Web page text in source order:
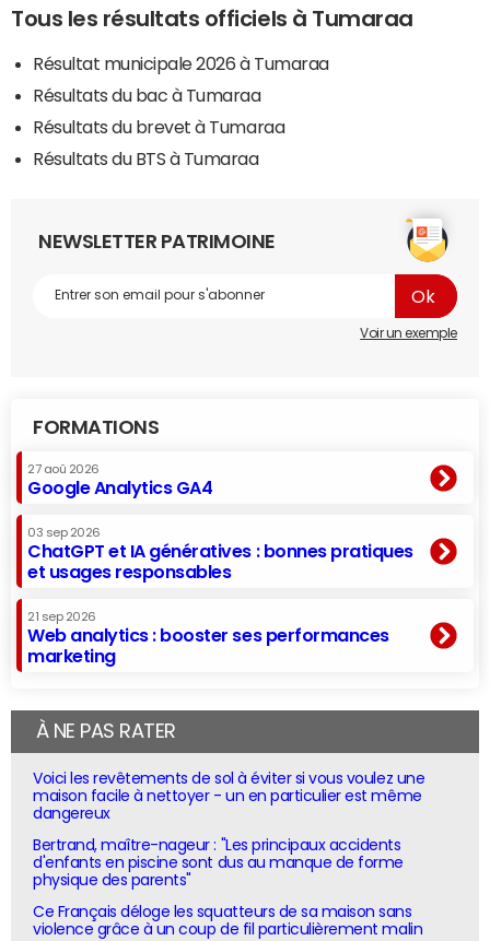
Tous les résultats officiels à Tumaraa
Résultat municipale 2026 à Tumaraa
Résultats du bac à Tumaraa
Résultats du brevet à Tumaraa
Résultats du BTS à Tumaraa
NEWSLETTER PATRIMOINE
Voir un exemple
FORMATIONS
27 aoû 2026
Google Analytics GA4
03 sep 2026
ChatGPT et IA génératives : bonnes pratiques
et usages responsables
21 sep 2026
Web analytics : booster ses performances
marketing
À NE PAS RATER
Voici les revêtements de sol à éviter si vous voulez une
maison facile à nettoyer - un en particulier est même
dangereux
Bertrand, maître-nageur : "Les principaux accidents
d'enfants en piscine sont dus au manque de forme
physique des parents"
Ce Français déloge les squatteurs de sa maison sans
violence grâce à un coup de fil particulièrement malin